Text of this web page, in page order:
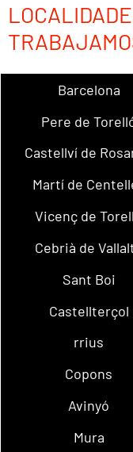
Barcelona
Pere de
Castellví de
Martí de
Vicenç de
Cebrià de
Sant Boi
Castellterçol
rrius
Copons
Avinyó
Mura